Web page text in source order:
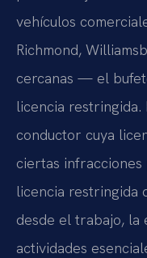
vehículos
Richmond,
cercanas — el
licencia restringida.
conductor cuya
ciertas
licencia restringida
desde el trabajo, la
actividades